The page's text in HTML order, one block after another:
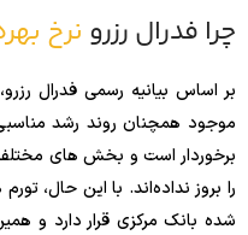
چرا فدرال رزرو نرخ
بر اساس بیانیه رسمی فدرال
موجود همچنان روند رشد مناسبی
برخوردار است و بخش‌ های
را بروز نداده‌اند. با این حال،
شده بانک مرکزی قرار دارد و